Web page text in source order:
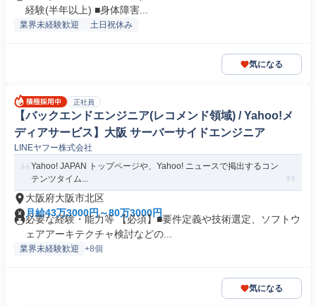
経験(半年以上) ■身体障害...
業界未経験歓迎 土日祝休み
気になる
正社員
【バックエンドエンジニア(レコメンド領域) / Yahoo!メ
ディアサービス】大阪 サーバーサイドエンジニア
LINEヤフー株式会社
Yahoo! JAPAN トップページや、Yahoo! ニュースで掲出するコン
テンツタイム...
大阪府大阪市北区
月給43万3000円～80万3000円
必要な経験・能力等 【必須】■要件定義や技術選定、ソフトウ
ェアアーキテクチャ検討などの...
業界未経験歓迎 +8個
気になる